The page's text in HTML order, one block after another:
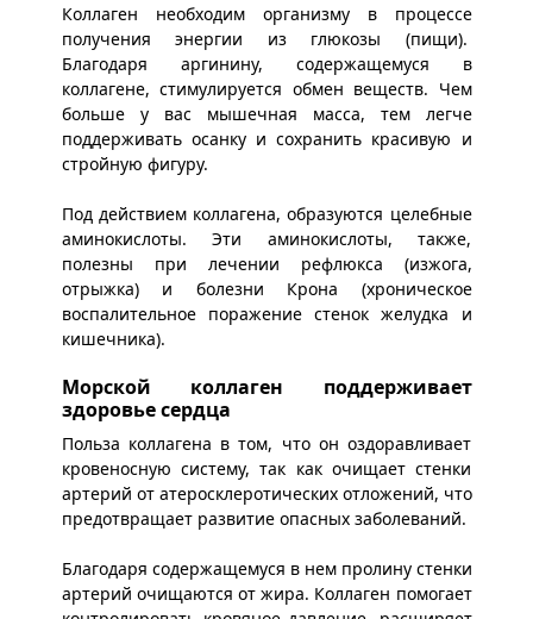
Коллаген необходим организму в процессе
получения энергии из глюкозы (пищи).
Благодаря аргинину, содержащемуся в
коллагене, стимулируется обмен веществ. Чем
больше у вас мышечная масса, тем легче
поддерживать осанку и сохранить красивую и
стройную фигуру.
Под действием коллагена, образуются целебные
аминокислоты. Эти аминокислоты, также,
полезны при лечении рефлюкса (изжога,
отрыжка) и болезни Крона (хроническое
воспалительное поражение стенок желудка и
кишечника).
Морской коллаген поддерживает
здоровье сердца
Польза коллагена в том, что он оздоравливает
кровеносную систему, так как очищает стенки
артерий от атеросклеротических отложений, что
предотвращает развитие опасных заболеваний.
Благодаря содержащемуся в нем пролину стенки
артерий очищаются от жира. Коллаген помогает